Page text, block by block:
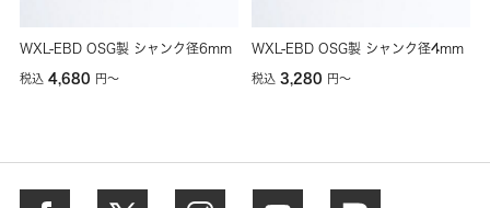
WXL-EBD OSG製 シャンク径6mm
税込4,680 円〜
WXL-EBD OSG製 シャンク径4mm
税込3,280 円〜